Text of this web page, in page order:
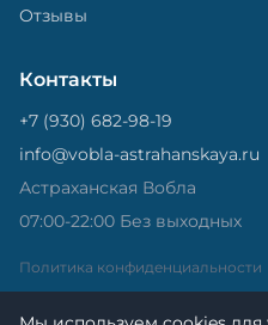
Отзывы
Контакты
+7 (930) 682-98-19
info@vobla-astrahanskaya.ru
Астраханская Вобла
07:00-22:00 Без выходных
Политика конфиденциальности